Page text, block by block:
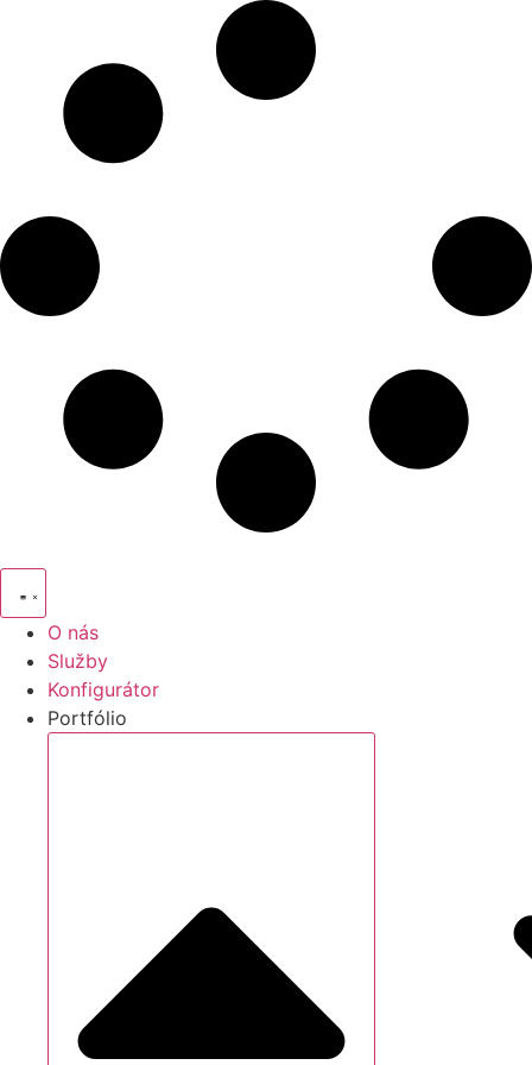
O nás
Služby
Konfigurátor
Portfólio